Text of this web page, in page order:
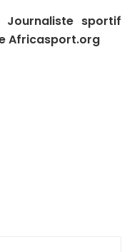
Journaliste sportif
Africasport.org